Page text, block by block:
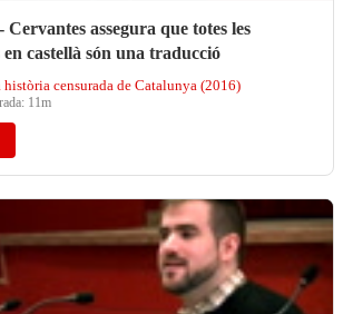
Cervantes assegura que totes les
en castellà són una traducció
història censurada de Catalunya (2016)
11m